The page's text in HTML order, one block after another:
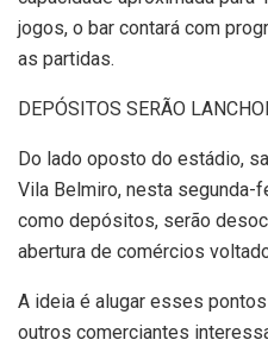
jogos, o bar contará com
as partidas.
DEPÓSITOS SERÃO
Do lado oposto do estádio,
Vila Belmiro, nesta segunda-
como depósitos, serão
abertura de comércios
A ideia é alugar esses
outros comerciantes